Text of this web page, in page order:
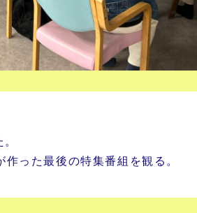
った最後の特集番組を観る。